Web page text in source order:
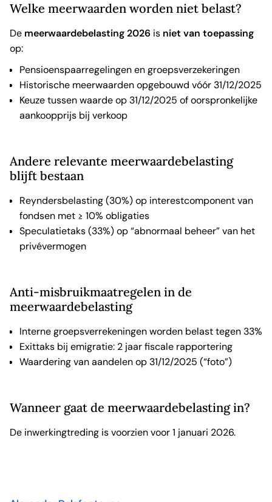
Welke meerwaarden worden niet belast?
De meerwaardebelasting 2026 is niet van toepassing
op:
Pensioenspaarregelingen en groepsverzekeringen
Historische meerwaarden opgebouwd vóór 31/12/2025
Keuze tussen waarde op 31/12/2025 of oorspronkelijke
aankoopprijs bij verkoop
Andere relevante meerwaardebelasting
blijft bestaan
Reyndersbelasting (30%) op interestcomponent van
fondsen met ≥ 10% obligaties
Speculatietaks (33%) op “abnormaal beheer” van het
privévermogen
Anti-misbruikmaatregelen in de
meerwaardebelasting
Interne groepsverrekeningen worden belast tegen 33%
Exittaks bij emigratie: 2 jaar fiscale rapportering
Waardering van aandelen op 31/12/2025 (“foto”)
Wanneer gaat de meerwaardebelasting in?
De inwerkingtreding is voorzien voor 1 januari 2026.